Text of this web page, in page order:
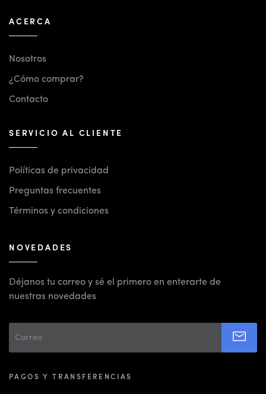
ACERCA
Nosotros
¿Cómo comprar?
Contacto
SERVICIO AL CLIENTE
Políticas de privacidad
Preguntas frecuentes
Términos y condiciones
NOVEDADES
Déjanos tu correo y sé el primero en enterarte de
nuestras novedades
PAGOS Y TRANSFERENCIAS